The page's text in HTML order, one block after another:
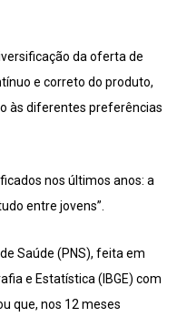
da oferta de
e correto do produto,
às diferentes preferências
nos últimos anos: a
entre jovens”.
Saúde (PNS), feita em
e Estatística (IBGE) com
que, nos 12 meses